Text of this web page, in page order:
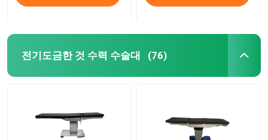
전기도금한 것 수력 수술대 (76)